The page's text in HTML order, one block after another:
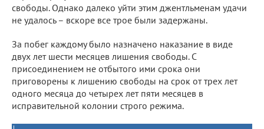
свободы. Однако далеко уйти этим джентльменам удачи
не удалось – вскоре все трое были задержаны.
За побег каждому было назначено наказание в виде
двух лет шести месяцев лишения свободы. С
присоединением не отбытого ими срока они
приговорены к лишению свободы на срок от трех лет
одного месяца до четырех лет пяти месяцев в
исправительной колонии строго режима.